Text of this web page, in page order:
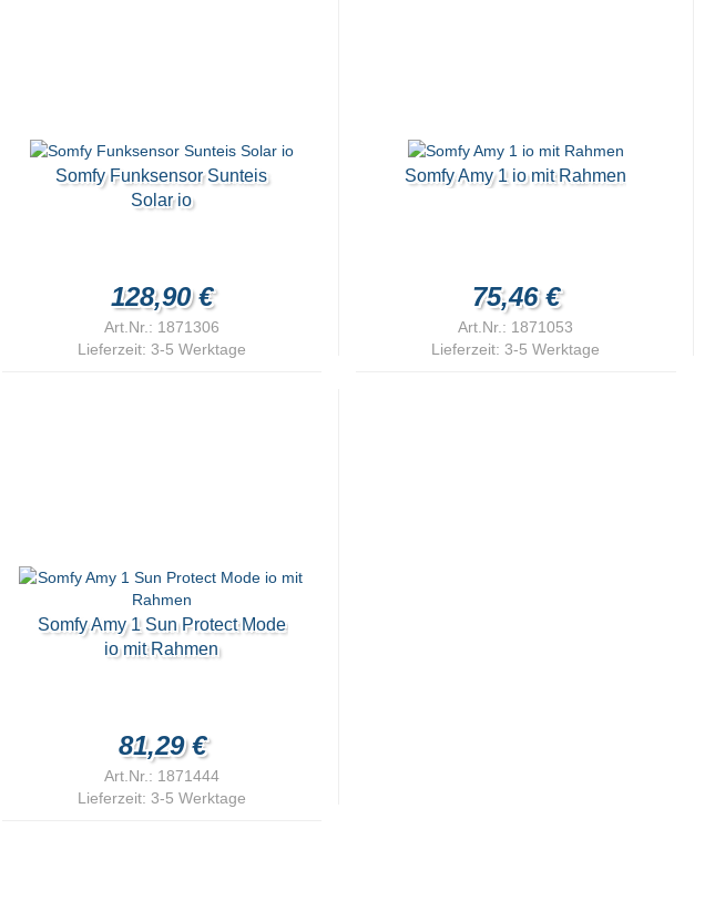
Somfy Funksensor Sunteis
Solar io
128,90 €
Art.Nr.: 1871306
Lieferzeit:3-5 Werktage
Somfy Amy 1 io mit Rahmen
75,46 €
Art.Nr.: 1871053
Lieferzeit:3-5 Werktage
Somfy Amy 1 Sun Protect Mode
io mit Rahmen
81,29 €
Art.Nr.: 1871444
Lieferzeit:3-5 Werktage